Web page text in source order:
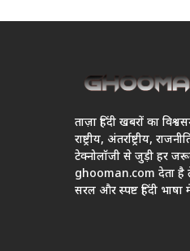
ताज़ा हिंदी खबरों का
राष्ट्रीय, अंतर्राष्ट्रीय,
टेक्नोलॉजी से जुड़ी हर
ghooman.com देता है
सरल और स्पष्ट हिंदी